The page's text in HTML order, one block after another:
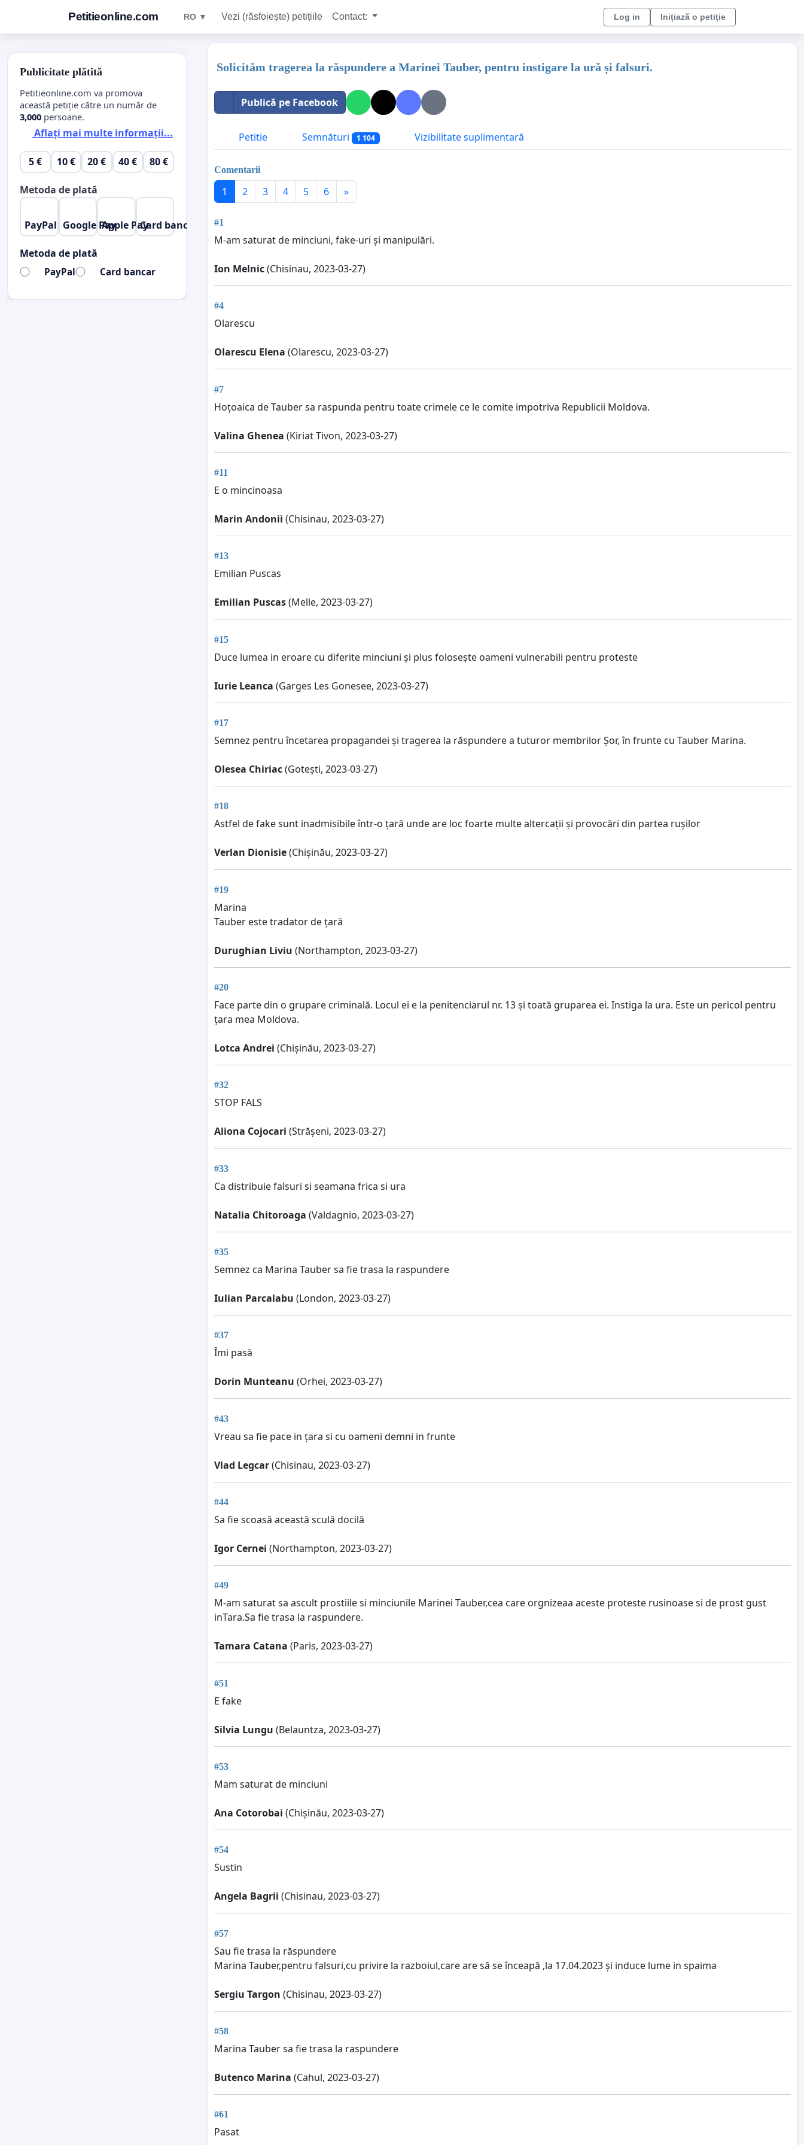
Petitieonline.com RO ▼ Vezi (răsfoiește) petițiile Contact: Log in Inițiază o petiție
Solicităm tragerea la răspundere a Marinei Tauber, pentru instigare la ură și falsuri.
Publică pe Facebook
Petitie Semnături 1 104 Vizibilitate suplimentară
Comentarii
1 2 3 4 5 6 »
#1
M-am saturat de minciuni, fake-uri și manipulări.
Ion Melnic(Chisinau, 2023-03-27)
#4
Olarescu
Olarescu Elena (Olarescu, 2023-03-27)
#7
Hoțoaica de Tauber sa raspunda pentru toate crimele ce le comite impotriva Republicii Moldova.
Valina Ghenea (Kiriat Tivon, 2023-03-27)
#11
E o mincinoasa
Marin Andonii (Chisinau, 2023-03-27)
#13
Emilian Puscas
Emilian Puscas(Melle, 2023-03-27)
#15
Duce lumea in eroare cu diferite minciuni și plus folosește oameni vulnerabili pentru proteste
Iurie Leanca (Garges Les Gonesee, 2023-03-27)
#17
Semnez pentru încetarea propagandei și tragerea la răspundere a tuturor membrilor Șor, în frunte cu Tauber Marina.
Olesea Chiriac(Gotești, 2023-03-27)
#18
Astfel de fake sunt inadmisibile într-o țară unde are loc foarte multe altercații și provocări din partea rușilor
Verlan Dionisie(Chișinău, 2023-03-27)
#19
Marina
Tauber este tradator de țară
Durughian Liviu (Northampton, 2023-03-27)
#20
Face parte din o grupare criminală. Locul ei e la penitenciarul nr. 13 și toată gruparea ei. Instiga la ura. Este un pericol pentru
țara mea Moldova.
Lotca Andrei (Chișinău, 2023-03-27)
#32
STOP FALS
Aliona Cojocari (Strășeni, 2023-03-27)
#33
Ca distribuie falsuri si seamana frica si ura
Natalia Chitoroaga (Valdagnio, 2023-03-27)
#35
Semnez ca Marina Tauber sa fie trasa la raspundere
Iulian Parcalabu (London, 2023-03-27)
#37
Îmi pasă
Dorin Munteanu (Orhei, 2023-03-27)
#43
Vreau sa fie pace in țara si cu oameni demni in frunte
Vlad Legcar(Chisinau, 2023-03-27)
#44
Sa fie scoasă această sculă docilă
Igor Cernei (Northampton, 2023-03-27)
#49
M-am saturat sa ascult prostiile si minciunile Marinei Tauber,cea care orgnizeaa aceste proteste rusinoase si de prost gust
inTara.Sa fie trasa la raspundere.
Tamara Catana (Paris, 2023-03-27)
#51
E fake
Silvia Lungu (Belauntza, 2023-03-27)
#53
Mam saturat de minciuni
Ana Cotorobai (Chișinău, 2023-03-27)
#54
Sustin
Angela Bagrii (Chisinau, 2023-03-27)
#57
Sau fie trasa la răspundere
Marina Tauber,pentru falsuri,cu privire la razboiul,care are să se înceapă ,la 17.04.2023 și induce lume in spaima
Sergiu Targon (Chisinau, 2023-03-27)
#58
Marina Tauber sa fie trasa la raspundere
Butenco Marina (Cahul, 2023-03-27)
#61
Pasat
Publicitate plătită
Petitieonline.com va promova
această petiție către un număr de
3,000 persoane.
Aflați mai multe informații...
5 € 10 € 20 € 40 € 80 €
Metoda de plată
PayPal Google PayApple PayCard bancar
Metoda de plată
PayPal Card bancar